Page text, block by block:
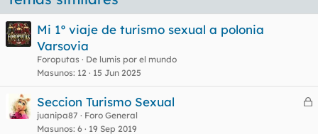
Mi 1º viaje de turismo sexual a polonia
Varsovia
Foroputas
De lumis por el mundo
Masunos 12 15 Jun 2025
C
Seccion Turismo Sexual
juanipa87
Foro General
Masunos 6 19 Sep 2019